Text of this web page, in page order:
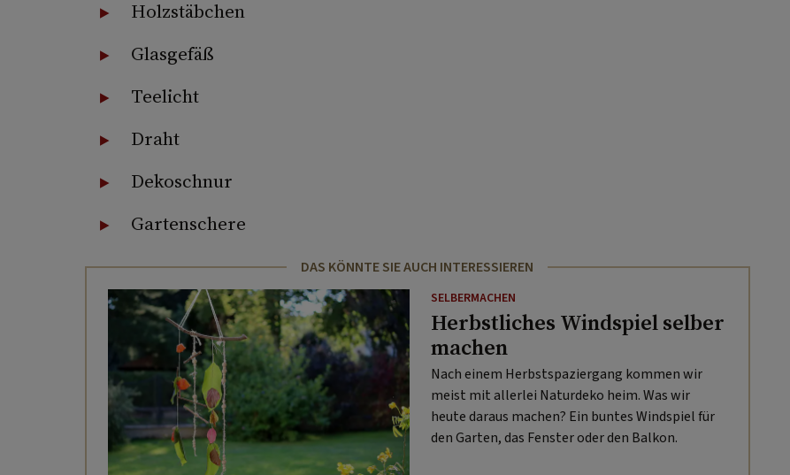
Holzstäbchen
Glasgefäß
Teelicht
Draht
Dekoschnur
Gartenschere
DAS KÖNNTE SIE AUCH INTERESSIEREN
SELBERMACHEN
Herbstliches Windspiel selber
machen
Nach einem Herbstspaziergang kommen wir
meist mit allerlei Naturdeko heim. Was wir
heute daraus machen? Ein buntes Windspiel für
den Garten, das Fenster oder den Balkon.